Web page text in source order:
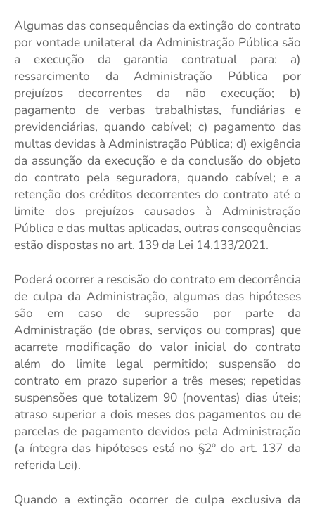
Algumas das consequências da extinção do contrato
por vontade unilateral da Administração Pública são
a execução da garantia contratual para: a)
ressarcimento da Administração Pública por
prejuízos decorrentes da não execução; b)
pagamento de verbas trabalhistas, fundiárias e
previdenciárias, quando cabível; c) pagamento das
multas devidas à Administração Pública; d) exigência
da assunção da execução e da conclusão do objeto
do contrato pela seguradora, quando cabível; e a
retenção dos créditos decorrentes do contrato até o
limite dos prejuízos causados à Administração
Pública e das multas aplicadas, outras consequências
estão dispostas no art. 139 da Lei 14.133/2021.
Poderá ocorrer a rescisão do contrato em decorrência
de culpa da Administração, algumas das hipóteses
são em caso de supressão por parte da
Administração (de obras, serviços ou compras) que
acarrete modificação do valor inicial do contrato
além do limite legal permitido; suspensão do
contrato em prazo superior a três meses; repetidas
suspensões que totalizem 90 (noventas) dias úteis;
atraso superior a dois meses dos pagamentos ou de
parcelas de pagamento devidos pela Administração
(a íntegra das hipóteses está no §2º do art. 137 da
referida Lei).
Quando a extinção ocorrer de culpa exclusiva da